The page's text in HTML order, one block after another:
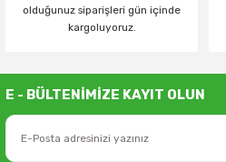
olduğunuz siparişleri gün içinde
kargoluyoruz.
E - BÜLTENİMİZE KAYIT OLUN